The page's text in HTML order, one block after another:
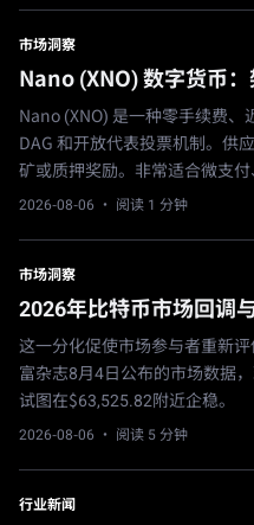
市场洞察
Nano (XNO) 数字货币
Nano (XNO) 是一种零手续费
DAG 和开放代表投票机制。供
矿或质押奖励。非常适合微支付
2026-08-06 · 阅读 1 分钟
市场洞察
2026年比特币市场回调
这一分化促使市场参与者重新
富杂志8月4日公布的市场数据
试图在$63,525.82附近企稳。
2026-08-06 · 阅读 5 分钟
行业新闻